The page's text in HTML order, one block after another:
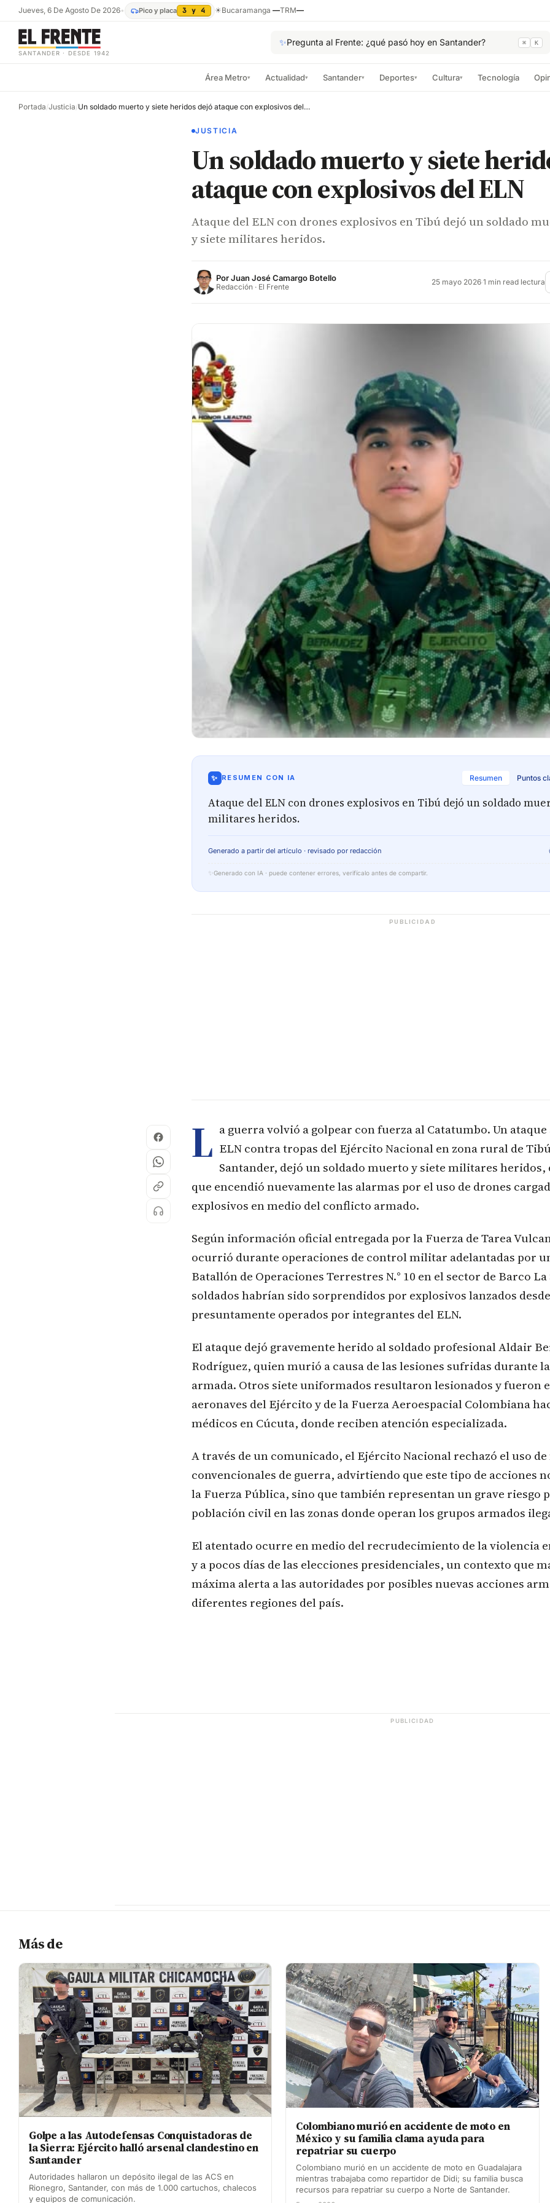
Jueves, 6 De Agosto De 2026• Pico y placa 3 y 4 ☀Bucaramanga —TRM—
SANTANDER · DESDE 1942
✨Pregunta al Frente: ¿qué pasó hoy en Santander? ⌘ K
Área Metro▾ Actualidad▾ Santander▾ Deportes▾ Cultura▾ Tecnología
Portada/Justicia/ Un soldado muerto y siete heridos dejó ataque con explosivos del ELN
JUSTICIA
Un soldado muerto y siete
ataque con explosivos del ELN
Ataque del ELN con drones explosivos en Tibú dejó un soldado
y siete militares heridos.
PorJuan José Camargo Botello
Redacción · El Frente 25 mayo 2026·1 min read lectura
✨ RESUMEN CON IA Resumen Puntos
Ataque del ELN con drones explosivos en Tibú dejó un soldado
militares heridos.
Generado a partir del artículo · revisado por redacción
✨ Generado con IA · puede contener errores, verifícalo antes de compartir.
PUBLICIDAD
L a guerra volvió a golpear con fuerza al Catatumbo. Un
ELN contra tropas del Ejército Nacional en zona rural de
Santander, dejó un soldado muerto y siete militares heridos,
que encendió nuevamente las alarmas por el uso de drones
explosivos en medio del conflicto armado.
Según información oficial entregada por la Fuerza de Tarea
ocurrió durante operaciones de control militar adelantadas por
Batallón de Operaciones Terrestres N.° 10 en el sector de Barco
soldados habrían sido sorprendidos por explosivos lanzados
presuntamente operados por integrantes del ELN.
El ataque dejó gravemente herido al soldado profesional Aldair
Rodríguez, quien murió a causa de las lesiones sufridas durante
armada. Otros siete uniformados resultaron lesionados y fueron
aeronaves del Ejército y de la Fuerza Aeroespacial Colombiana
médicos en Cúcuta, donde reciben atención especializada.
A través de un comunicado, el Ejército Nacional rechazó el uso
convencionales de guerra, advirtiendo que este tipo de acciones
la Fuerza Pública, sino que también representan un grave riesgo
población civil en las zonas donde operan los grupos armados
El atentado ocurre en medio del recrudecimiento de la violencia
y a pocos días de las elecciones presidenciales, un contexto que
máxima alerta a las autoridades por posibles nuevas acciones
diferentes regiones del país.
PUBLICIDAD
Más de
Golpe a las Autodefensas Conquistadoras de
la Sierra: Ejército halló arsenal clandestino en
Santander
Autoridades hallaron un depósito ilegal de las ACS en
Rionegro, Santander, con más de 1.000 cartuchos, chalecos
y equipos de comunicación.
Colombiano murió en accidente de moto en
México y su familia clama ayuda para
repatriar su cuerpo
Colombiano murió en un accidente de moto en Guadalajara
mientras trabajaba como repartidor de Didi; su familia busca
recursos para repatriar su cuerpo a Norte de Santander.